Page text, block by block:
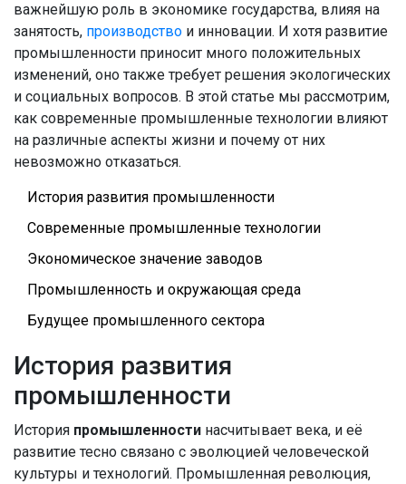
важнейшую роль в экономике государства, влияя на
занятость, производство и инновации. И хотя развитие
промышленности приносит много положительных
изменений, оно также требует решения экологических
и социальных вопросов. В этой статье мы рассмотрим,
как современные промышленные технологии влияют
на различные аспекты жизни и почему от них
невозможно отказаться.
История развития промышленности
Современные промышленные технологии
Экономическое значение заводов
Промышленность и окружающая среда
Будущее промышленного сектора
История развития
промышленности
История промышленности насчитывает века, и её
развитие тесно связано с эволюцией человеческой
культуры и технологий. Промышленная революция,